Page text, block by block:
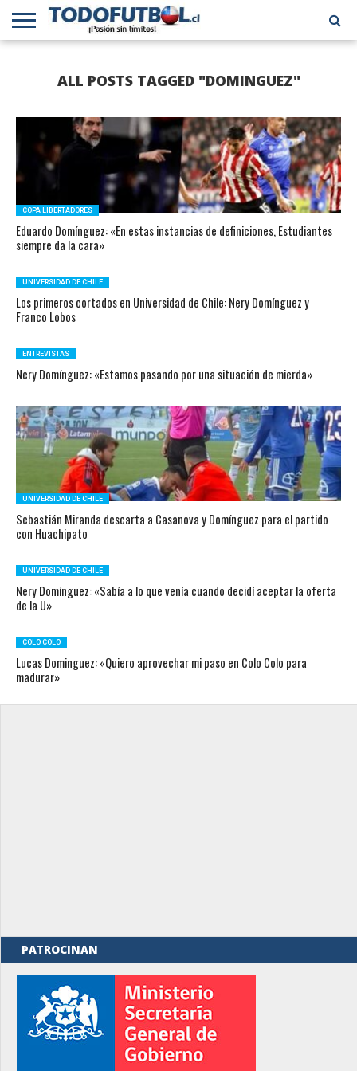
CHILENA
EN EL
MUNDO
INTERNACIONAL
ALL POSTS TAGGED "DOMINGUEZ"
COPA LIBERTADORES
Eduardo Domínguez: «En estas instancias de definiciones, Estudiantes
siempre da la cara»
UNIVERSIDAD DE CHILE
Los primeros cortados en Universidad de Chile: Nery Domínguez y
Franco Lobos
ENTREVISTAS
Nery Domínguez: «Estamos pasando por una situación de mierda»
UNIVERSIDAD DE CHILE
Sebastián Miranda descarta a Casanova y Domínguez para el partido
con Huachipato
UNIVERSIDAD DE CHILE
Nery Domínguez: «Sabía a lo que venía cuando decidí aceptar la oferta
de la U»
COLO COLO
Lucas Dominguez: «Quiero aprovechar mi paso en Colo Colo para
madurar»
PATROCINAN